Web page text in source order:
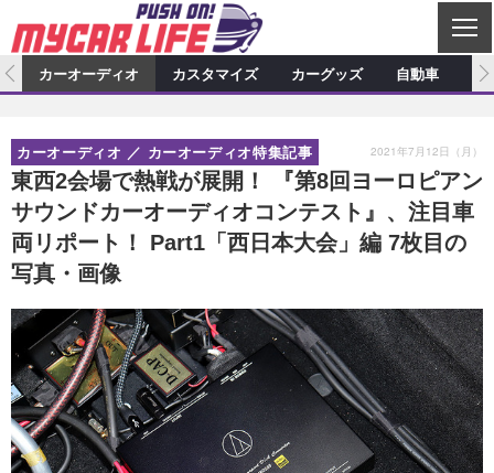
C
L
S
E
カーオーディオ
プロショップ検索 ショップ訪問記
カーオーディオニュース デモカー製作記
その他
カスタマイズ特集記事 カスタマイズ新製品情報
カスタマイズニュース
カーグッズ
カーグッズ特集記事 カーグッズ新製品情報
カーグッズニュース
自動車
ニュース
スクープ
アクセスランキング
カーオーディオ カスタマイズ カーグッズ 自動車
東西2会場で熱戦が展開！ 『第8回ヨーロピアン
サウンドカーオーディオコンテスト』、注目車
両リポート！ Part1「西日本大会」編 7枚目の
写真・画像
カーオーディオ カーオーディオ特集記事 2021年7月12日（月）